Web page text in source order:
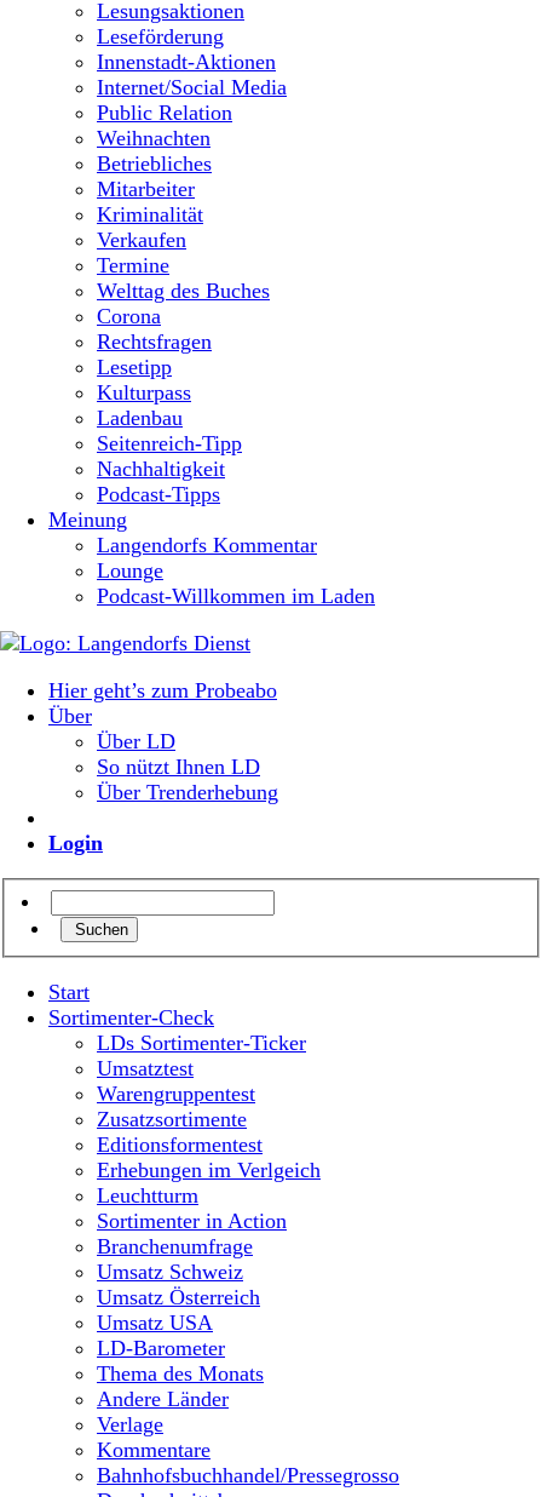
Lesungsaktionen
Leseförderung
Innenstadt-Aktionen
Internet/Social Media
Public Relation
Weihnachten
Betriebliches
Mitarbeiter
Kriminalität
Verkaufen
Termine
Welttag des Buches
Corona
Rechtsfragen
Lesetipp
Kulturpass
Ladenbau
Seitenreich-Tipp
Nachhaltigkeit
Podcast-Tipps
Meinung
Langendorfs Kommentar
Lounge
Podcast-Willkommen im Laden
Hier geht’s zum Probeabo
Über
Über LD
So nützt Ihnen LD
Über Trenderhebung
Login
Suchen
Start
Sortimenter-Check
LDs Sortimenter-Ticker
Umsatztest
Warengruppentest
Zusatzsortimente
Editionsformentest
Erhebungen im Verlgeich
Leuchtturm
Sortimenter in Action
Branchenumfrage
Umsatz Schweiz
Umsatz Österreich
Umsatz USA
LD-Barometer
Thema des Monats
Andere Länder
Verlage
Kommentare
Bahnhofsbuchhandel/Pressegrosso